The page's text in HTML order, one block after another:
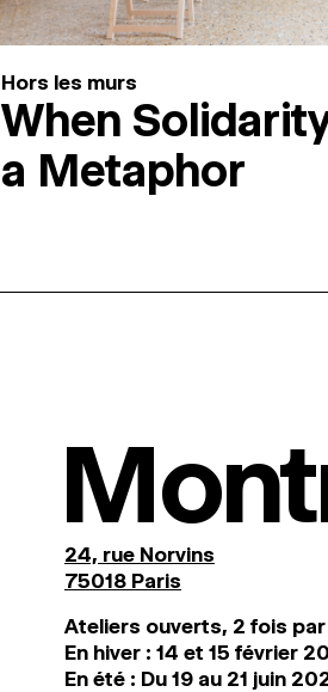
Hors les murs
When
a Metaphor
24, rue Norvins
75018 Paris
Ateliers ouverts, 2 fois par
En hiver : 14 et 15 février
En été : Du 19 au 21 juin